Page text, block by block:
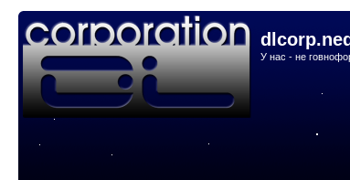
У нас - не